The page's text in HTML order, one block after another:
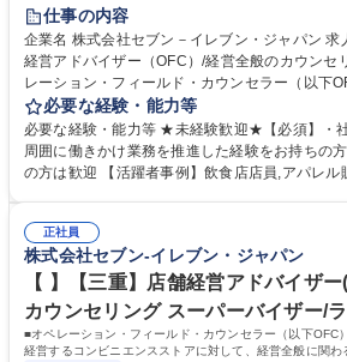
仕事の内容
企業名 株式会社セブン－イレブン・ジャパン 求人名 【★】【沖縄】店舗
経営アドバイザー（OFC）/経営全般のカウンセリング 仕事の内
レーション・フィールド・カウンセラー（以下
ナー様が経営するコンビニエンスストアに対し
を担います。定量データに基づく運営支援業務をお
例】商圏分析、競合調査、売上や販売数等デー
売場作りアドバイス、個店行為計画の作成、従
オーナー様の方針もふまえた個店カウンセリング
集職種 【★】【沖縄】店舗経営アドバイザー（
セリング
必要な経験・能力等
必要な経験・能力等 ★未経験歓迎★【必須】・
周囲に働きかけ業務を推進した経験をお持ちの
の方は歓迎 【活躍者事例】飲食店店員,アパレル販売員,携帯販売員,施工管
あります。 ・ＯＦＣ職限定、エリアを限定して
は有り ・育児や介護等にて、転勤無しになる制
短時間で働く制度 学歴・資格 学歴：大学院 大学 高専 短大 専修学校 高校
語学力： 資格：第一種運転免許普通自動車
正社員
株式会社セブン-イレブン・ジャパン
【 】【三重】店舗経営アドバイザ
カウンセリング スーパーバイザー/
■オペレーション・フィールド・カウンセラー（以下OFC
経営するコンビニエンスストアに対して、経営全般に関わ